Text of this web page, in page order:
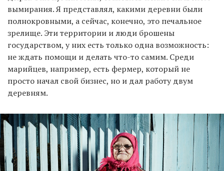
вымирания. Я представлял, какими деревни были
полнокровными, а сейчас, конечно, это печальное
зрелище. Эти территории и люди брошены
государством, у них есть только одна возможность:
не ждать помощи и делать что-то самим. Среди
марийцев, например, есть фермер, который не
просто начал свой бизнес, но и дал работу двум
деревням.